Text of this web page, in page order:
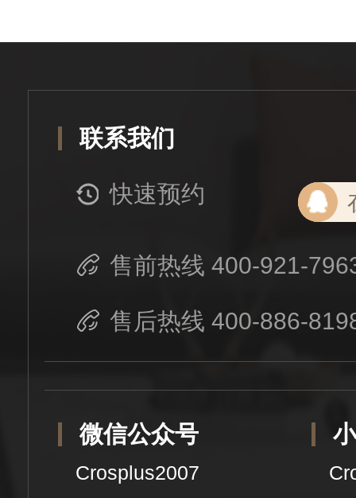
联系我们
快速预约
售前热线 400-921-
售后热线 400-886-
微信公众号
Crosplus2007